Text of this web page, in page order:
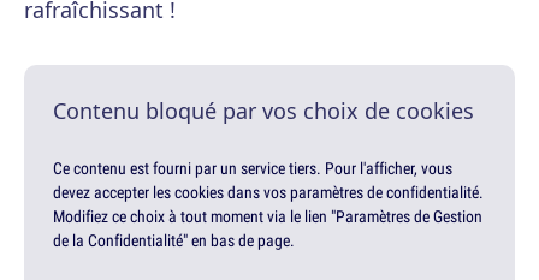
rafraîchissant !
Contenu bloqué par vos choix de cookies
Ce contenu est fourni par un service tiers. Pour l'afficher, vous
devez accepter les cookies dans vos paramètres de confidentialité.
Modifiez ce choix à tout moment via le lien "Paramètres de Gestion
de la Confidentialité" en bas de page.